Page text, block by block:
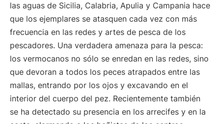
las aguas de Sicilia, Calabria, Apulia y Campania hace
que los ejemplares se atasquen cada vez con más
frecuencia en las redes y artes de pesca de los
pescadores. Una verdadera amenaza para la pesca:
los vermocanos no sólo se enredan en las redes, sino
que devoran a todos los peces atrapados entre las
mallas, entrando por los ojos y excavando en el
interior del cuerpo del pez. Recientemente también
se ha detectado su presencia en los arrecifes y en la